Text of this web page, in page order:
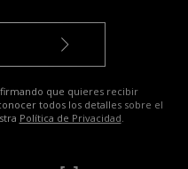
que quieres recibir
todos los detalles sobre el
Política de Privacidad